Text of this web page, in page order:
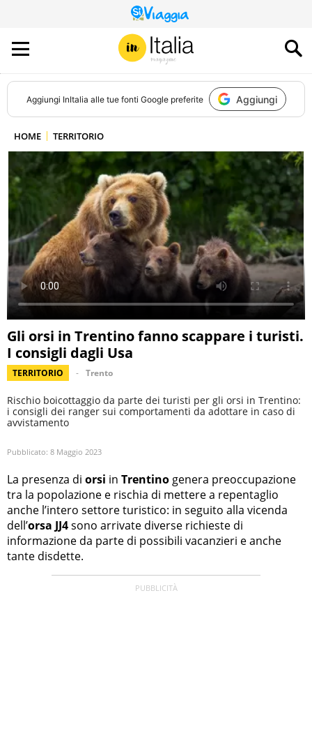
QUESTO
SITO
CONTRIBUISCE
ALL’AUDIENCE
DI
Aggiungi InItalia alle tue fonti Google preferite Aggiungi
HOME TERRITORIO
Gli orsi in Trentino fanno scappare i turisti.
I consigli dagli Usa
TERRITORIO Trento
Rischio boicottaggio da parte dei turisti per gli orsi in Trentino:
i consigli dei ranger sui comportamenti da adottare in caso di
avvistamento
Pubblicato: 8 Maggio 2023
La presenza di orsi in Trentino genera preoccupazione
tra la popolazione e rischia di mettere a repentaglio
anche l’intero settore turistico: in seguito alla vicenda
dell’orsa JJ4sono arrivate diverse richieste di
informazione da parte di possibili vacanzieri e anche
tante disdette.